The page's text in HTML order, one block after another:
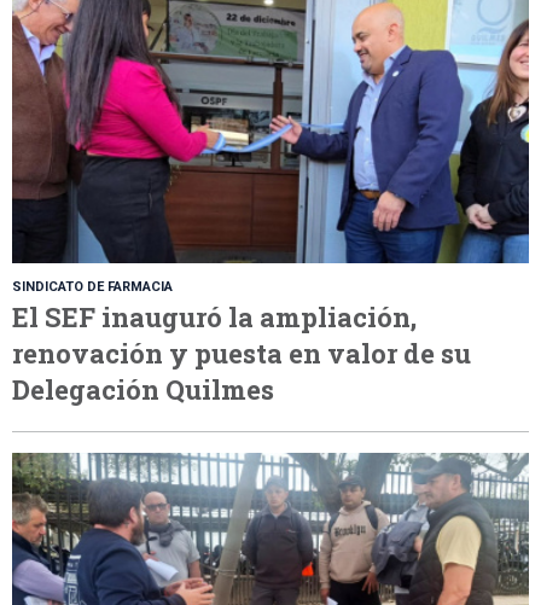
SINDICATO DE FARMACIA
El SEF inauguró la ampliación,
renovación y puesta en valor de su
Delegación Quilmes